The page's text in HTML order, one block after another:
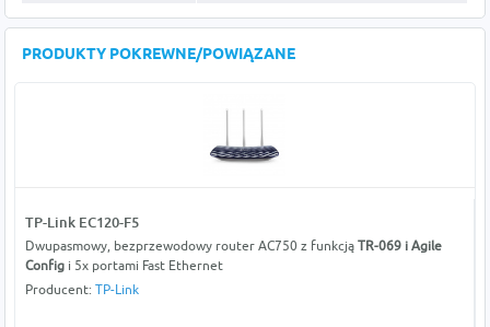
PRODUKTY POKREWNE/POWIĄZANE
TP-Link EC120-F5
Dwupasmowy, bezprzewodowy router AC750 z funkcją TR-069 i Agile
Configi 5x portami Fast Ethernet
Producent: TP-Link